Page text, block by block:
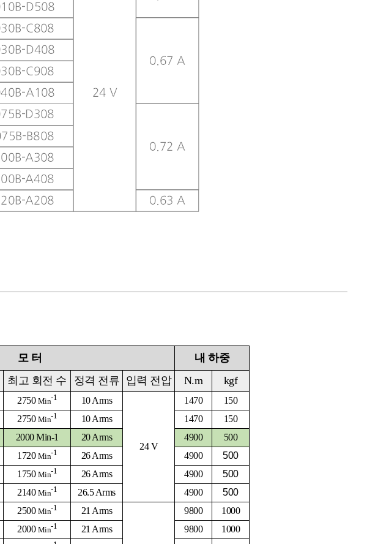
모 터
내 하중
최고 회전 수 정격 전류 입력 전압 N.m kgf
2750 Min-1 10 Arms
24 V
1470
150
2750 Min-1 10 Arms 1470
150
2000 Min-1 20 Arms 4900
500
1720 Min-1 26 Arms 4900
500
1750 Min-1 26 Arms 4900
500
2140 Min-1 26.5 Arms 4900
500
2500 Min-1 21 Arms 9800
1000
2000 Min-1 21 Arms 9800
1000